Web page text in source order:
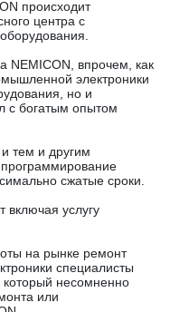
происходит
центра с
NEMICON, впрочем, как
электроники
но и
с богатым опытом
тем и другим
программирование
сжатые сроки.
услугу
на рынке ремонт
специалисты
несомненно
или